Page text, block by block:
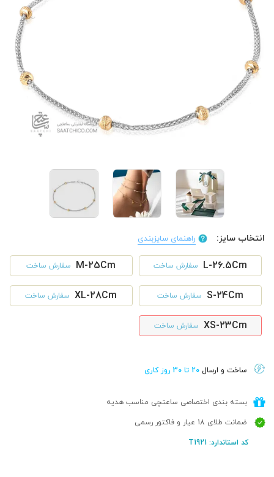
انتخاب سایز: راهنمای سایزبندی
L-26.5Cm سفارش ساخت M-25Cm سفارش ساخت
S-24Cm سفارش ساخت XL-28Cm سفارش ساخت
XS-23Cm سفارش ساخت
ساخت و ارسال 20 تا 30 روز کاری
بسته بندی اختصاصی ساعتچی مناسب هدیه
ضمانت طلای 18 عیار و فاکتور رسمی
کد استاندارد: T1921